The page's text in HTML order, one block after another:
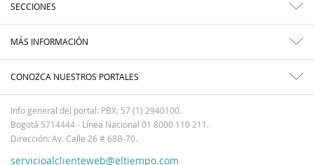
SECCIONES
MÁS INFORMACIÓN
CONOZCA NUESTROS PORTALES
Info general del portal: PBX: 57 (1) 2940100.
Bogotá 5714444 - Línea Nacional 01 8000 110 211.
Dirección: Av. Calle 26 # 68B-70.
servicioalclienteweb@eltiempo.com